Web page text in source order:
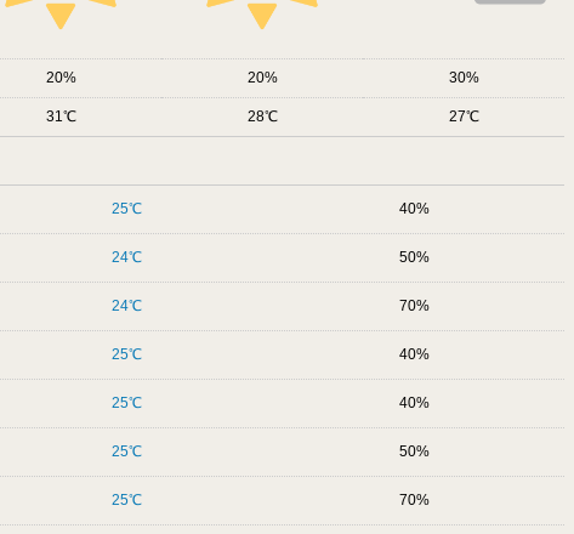
20 20 30
31 28 27
25 40
24 50
24 70
25 40
25 40
25 50
25 70